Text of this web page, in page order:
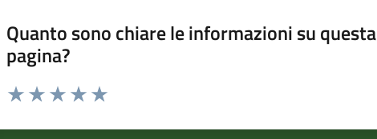
Quanto sono chiare le informazioni su questa
pagina?
Valuta da 1 a 5 stelle la pagina